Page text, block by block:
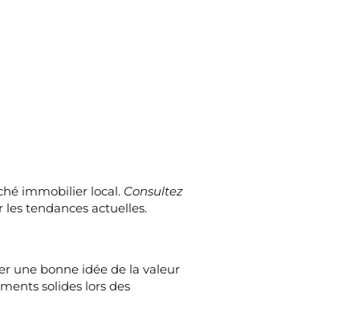
immobilier local. Consultez
tendances actuelles.
une bonne idée de la valeur
solides lors des